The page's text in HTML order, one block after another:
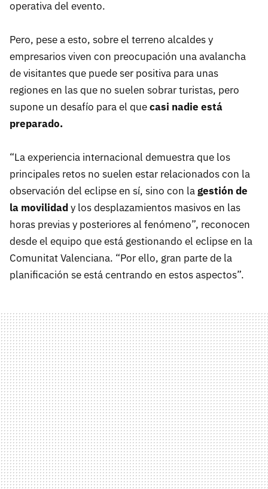
operativa del evento.
Pero, pese a esto, sobre el terreno alcaldes y
empresarios viven con preocupación una avalancha
de visitantes que puede ser positiva para unas
regiones en las que no suelen sobrar turistas, pero
supone un desafío para el quecasi nadie está
preparado.
“La experiencia internacional demuestra que los
principales retos no suelen estar relacionados con la
observación del eclipse en sí, sino con lagestión de
la movilidady los desplazamientos masivos en las
horas previas y posteriores al fenómeno”, reconocen
desde el equipo que está gestionando el eclipse en la
Comunitat Valenciana. “Por ello, gran parte de la
planificación se está centrando en estos aspectos”.